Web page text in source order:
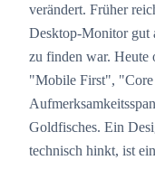
verändert. Früher
Desktop-Monitor gut
zu finden war. Heute
"Mobile First",
Goldfisches. Ein
technisch hinkt, ist